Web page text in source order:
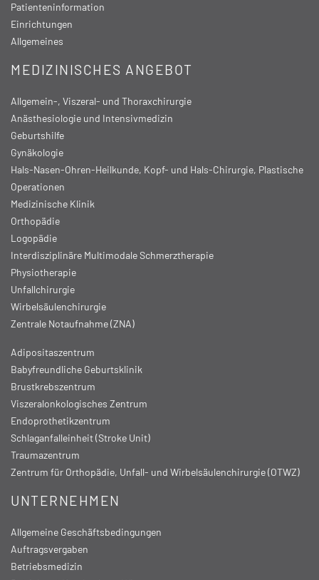
Patienteninformation
Einrichtungen
Allgemeines
MEDIZINISCHES ANGEBOT
Allgemein-, Viszeral- und Thoraxchirurgie
Anästhesiologie und Intensivmedizin
Geburtshilfe
Gynäkologie
Hals-Nasen-Ohren-Heilkunde, Kopf- und Hals-Chirurgie, Plastische
Operationen
Medizinische Klinik
Orthopädie
Logopädie
Interdisziplinäre Multimodale Schmerztherapie
Physiotherapie
Unfallchirurgie
Wirbelsäulenchirurgie
Zentrale Notaufnahme (ZNA)
Adipositaszentrum
Babyfreundliche Geburtsklinik
Brustkrebszentrum
Viszeralonkologisches Zentrum
Endoprothetikzentrum
Schlaganfalleinheit (Stroke Unit)
Traumazentrum
Zentrum für Orthopädie, Unfall- und Wirbelsäulenchirurgie (OTWZ)
UNTERNEHMEN
Allgemeine Geschäftsbedingungen
Auftragsvergaben
Betriebsmedizin